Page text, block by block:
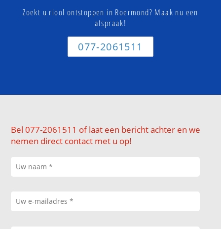
Zoekt u riool ontstoppen in Roermond? Maak nu een
afspraak!
077-2061511
Bel 077-2061511 of laat een bericht achter en we
nemen direct contact met u op!